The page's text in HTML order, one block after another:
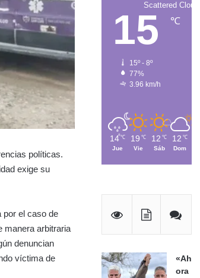
políticas.
exige su
por el caso de
manera arbitraria
denuncian
víctima de
Scattered Clouds
15 ℃
15º - 8º
77%
3.96 km/h
14 ℃
Jue
19 ℃
Vie
12 ℃
Sáb
12 ℃
Dom
«Ah
ora